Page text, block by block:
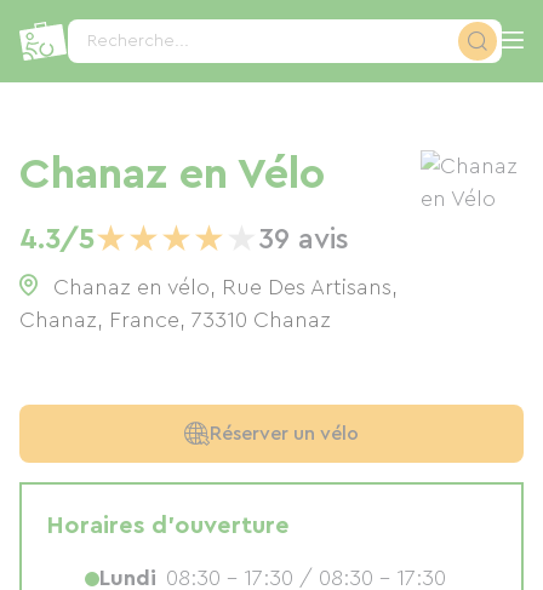
Recherche...
Chanaz en Vélo
4.3/5★★★★ 39 avis
Chanaz en vélo, Rue Des Artisans,
Chanaz, France, 73310 Chanaz
Réserver un vélo
Horaires d'ouverture
Lundi 08:30 - 17:30 / 08:30 - 17:30
Panneau de gestion des cookies